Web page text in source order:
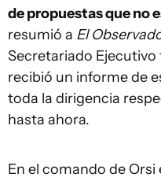
de propuestas que no
resumió a El
Secretariado
recibió un informe de
toda la dirigencia
hasta ahora.
En el comando de